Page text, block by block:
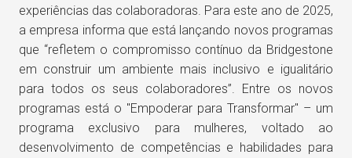
experiências das colaboradoras. Para este ano de 2025,
a empresa informa que está lançando novos programas
que “refletem o compromisso contínuo da Bridgestone
em construir um ambiente mais inclusivo e igualitário
para todos os seus colaboradores”. Entre os novos
programas está o "Empoderar para Transformar" – um
programa exclusivo para mulheres, voltado ao
desenvolvimento de competências e habilidades para